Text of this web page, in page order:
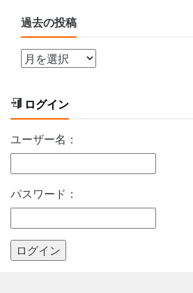
過去の投稿
ログイン
ユーザー名：
パスワード：